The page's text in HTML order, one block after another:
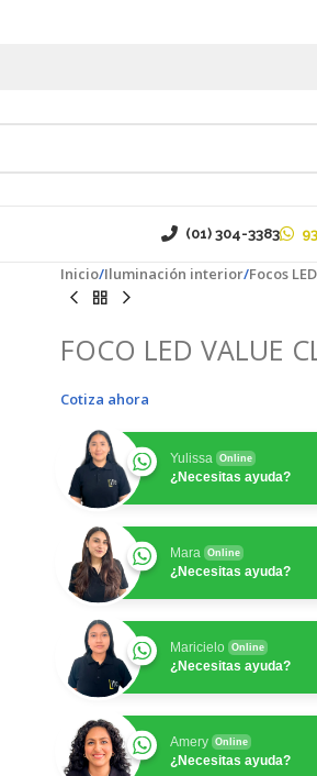
(01) 304-3383
Inicio Iluminación interior Focos LED
FOCO LED VALUE
Cotiza ahora
Yulissa Online
¿Necesitas ayuda?
Mara Online
¿Necesitas ayuda?
Maricielo Online
¿Necesitas ayuda?
Amery Online
¿Necesitas ayuda?